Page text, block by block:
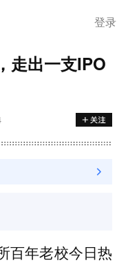
登录
走出一支IPO
百年老校今日热